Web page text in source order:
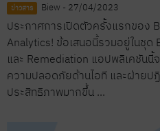
ข่าวสาร Biew - 27/04/2023
ประกาศการเปิดตัวครั้งแรกของ
Analytics! ข้อเสนอนี้รวมอยู่ในชุด
และ Remediation แอปพลิเคชันนี้
ความปลอดภัยด้านไอที และฝ่ายป
ประสิทธิภาพมากขึ้น ...